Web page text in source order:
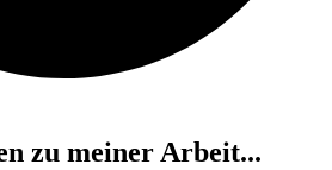
zu meiner Arbeit...